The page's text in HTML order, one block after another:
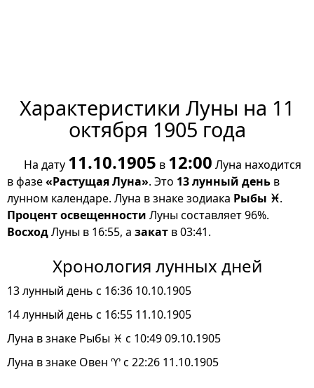
Характеристики Луны на 11
октября 1905 года
На дату 11.10.1905 в 12:00 Луна находится
в фазе«Растущая Луна». Это 13 лунный день в
лунном календаре. Луна в знаке зодиака Рыбы ♓.
Процент освещенности Луны составляет 96%.
ВосходЛуны в 16:55, а закат в 03:41.
Хронология лунных дней
13 лунный день с 16:36 10.10.1905
14 лунный день с 16:55 11.10.1905
Луна в знаке Рыбы ♓ с 10:49 09.10.1905
Луна в знаке Овен ♈ с 22:26 11.10.1905